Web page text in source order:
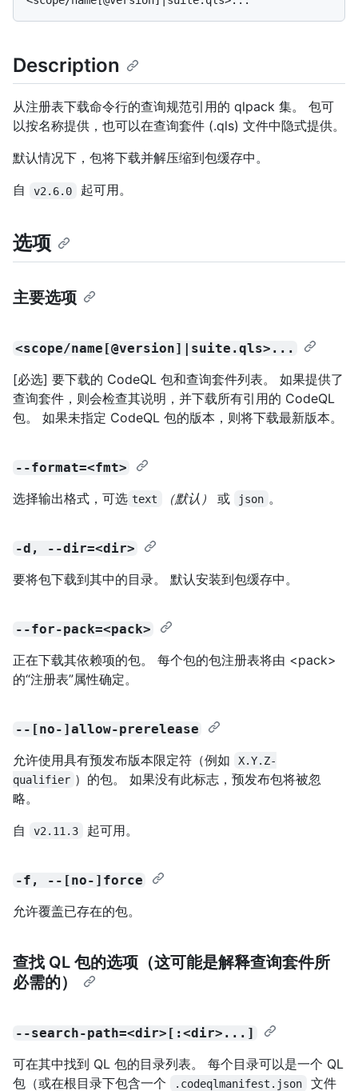
Description
从注册表下载命令行的查询规范引用的 qlpack 集。 包可
以按名称提供，也可以在查询套件 (.qls) 文件中隐式提供。
默认情况下，包将下载并解压缩到包缓存中。
自
v2.6.0 起可用。
选项
主要选项
<scope/name[@version]|suite.qls>...
[必选] 要下载的 CodeQL 包和查询套件列表。 如果提供了
查询套件，则会检查其说明，并下载所有引用的 CodeQL
包。 如果未指定 CodeQL 包的版本，则将下载最新版本。
--format=<fmt>
选择输出格式，可选 text （默认） 或 json 。
-d, --dir=<dir>
要将包下载到其中的目录。 默认安装到包缓存中。
--for-pack=<pack>
正在下载其依赖项的包。 每个包的包注册表将由 <pack>
的“注册表”属性确定。
--[no-]allow-prerelease
允许使用具有预发布版本限定符（例如
X.Y.Z-
qualifier ）的包。 如果没有此标志，预发布包将被忽
略。
自
v2.11.3 起可用。
-f, --[no-]force
允许覆盖已存在的包。
查找 QL 包的选项（这可能是解释查询套件所
必需的）
--search-path=<dir>[:<dir>...]
可在其中找到 QL 包的目录列表。 每个目录可以是一个 QL
包（或在根目录下包含一个
.codeqlmanifest.json 文件